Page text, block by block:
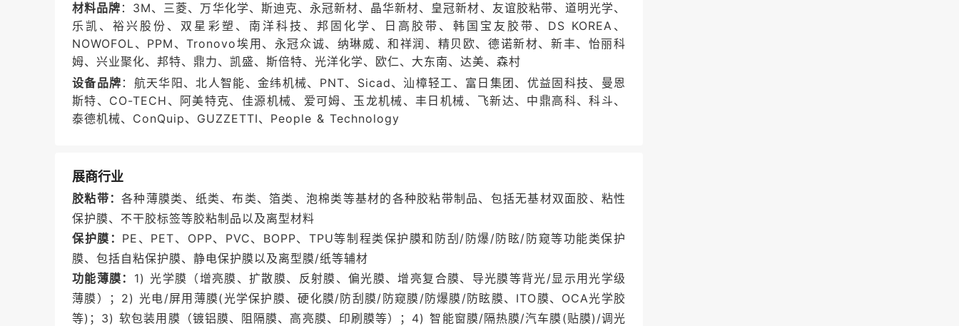
材料品牌 ：3M、三菱、万华化学、斯迪克、永冠新材、晶华新材、皇冠新材、友谊胶粘带、道明光学、
乐凯、裕兴股份、双星彩塑、南洋科技、邦固化学、日高胶带、韩国宝友胶带、DS KOREA、
NOWOFOL、PPM、Tronovo埃用、永冠众诚、纳琳威、和祥润、精贝欧、德诺新材、新丰、怡丽科
姆、兴业聚化、邦特、鼎力、凯盛、斯倍特、光洋化学、欧仁、大东南、达美、森村
设备品牌 ：航天华阳、北人智能、金纬机械、PNT、Sicad、汕樟轻工、富日集团、优益固科技、曼恩
斯特、CO-TECH、阿美特克、佳源机械、爱可姆、玉龙机械、丰日机械、飞新达、中鼎高科、科斗、
泰德机械、ConQuip、GUZZETTI、People & Technology
展商行业
胶粘带： 各种薄膜类、纸类、布类、箔类、泡棉类等基材的各种胶粘带制品、包括无基材双面胶、粘性
保护膜、不干胶标签等胶粘制品以及离型材料
保护膜： PE、PET、OPP、PVC、BOPP、TPU等制程类保护膜和防刮/防爆/防眩/防窥等功能类保护
膜、包括自粘保护膜、静电保护膜以及离型膜/纸等辅材
功能薄膜： 1) 光学膜（增亮膜、扩散膜、反射膜、偏光膜、增亮复合膜、导光膜等背光/显示用光学级
薄膜）；2) 光电/屏用薄膜(光学保护膜、硬化膜/防刮膜/防窥膜/防爆膜/防眩膜、ITO膜、OCA光学胶
等)；3) 软包装用膜（镀铝膜、阻隔膜、高亮膜、印刷膜等）；4) 智能窗膜/隔热膜/汽车膜(贴膜)/调光